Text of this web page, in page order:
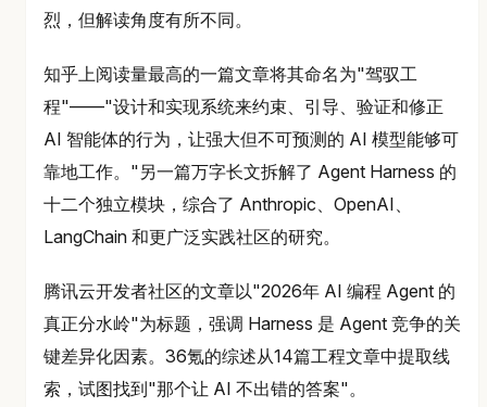
烈，但解读角度有所不同。
知乎上阅读量最高的一篇文章将其命名为"驾驭工
程"——"设计和实现系统来约束、引导、验证和修正
AI 智能体的行为，让强大但不可预测的 AI 模型能够可
靠地工作。"另一篇万字长文拆解了 Agent Harness 的
十二个独立模块，综合了 Anthropic、OpenAI、
LangChain 和更广泛实践社区的研究。
腾讯云开发者社区的文章以"2026年 AI 编程 Agent 的
真正分水岭"为标题，强调 Harness 是 Agent 竞争的关
键差异化因素。36氪的综述从14篇工程文章中提取线
索，试图找到"那个让 AI 不出错的答案"。